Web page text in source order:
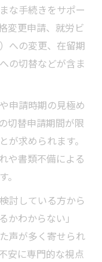
な手続きをサポー
変更申請、就労ビ
への変更、在留期
の切替などが含ま
申請時期の見極め
切替申請期間が限
が求められます。
や書類不備による
討している方から
かわからない」
声が多く寄せられ
安に専門的な視点